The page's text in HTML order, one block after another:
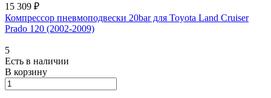
15 309 ₽
Компрессор пневмоподвески 20bar для Toyota Land Cruiser
Prado 120 (2002-2009)
5
Есть в наличии
В корзину